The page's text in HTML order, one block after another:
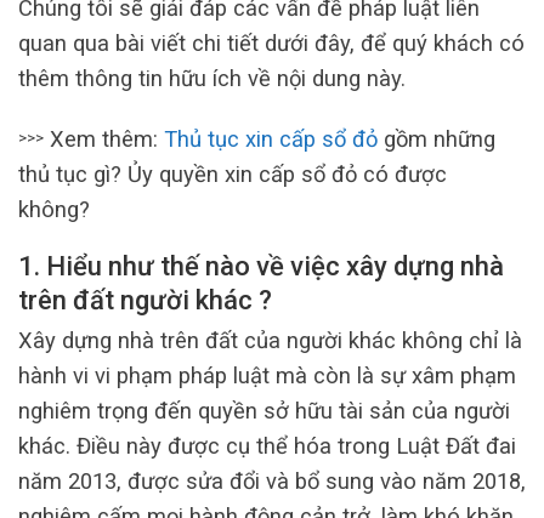
Chúng tôi sẽ giải đáp các vấn đề pháp luật liên
quan qua bài viết chi tiết dưới đây, để quý khách có
thêm thông tin hữu ích về nội dung này.
>>> Xem thêm: Thủ tục xin cấp sổ đỏ gồm những
thủ tục gì? Ủy quyền xin cấp sổ đỏ có được
không?
1. Hiểu như thế nào về việc xây dựng nhà
trên đất người khác ?
Xây dựng nhà trên đất của người khác không chỉ là
hành vi vi phạm pháp luật mà còn là sự xâm phạm
nghiêm trọng đến quyền sở hữu tài sản của người
khác. Điều này được cụ thể hóa trong Luật Đất đai
năm 2013, được sửa đổi và bổ sung vào năm 2018,